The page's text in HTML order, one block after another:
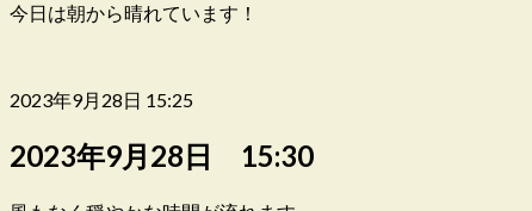
今日は朝から晴れています！
2023年9月28日 15:25
2023年9月28日 15:30